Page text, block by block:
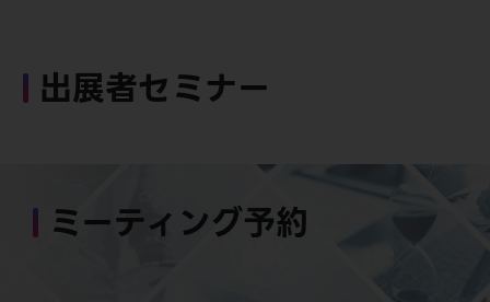
出展者セミナー
ミーティング予約